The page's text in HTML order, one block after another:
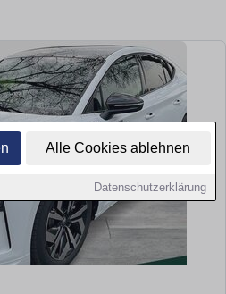
Alle Cookies ablehnen
Datenschutzerklärung